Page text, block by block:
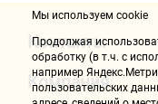
Контакты
Компания
Мы используем cookie
Продолжая
обработку (в т.ч. с
например
пользовательских